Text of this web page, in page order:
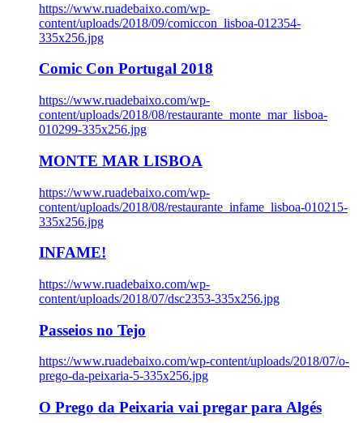
https://www.ruadebaixo.com/wp-
content/uploads/2018/09/comiccon_lisboa-012354-
335x256.jpg
Comic Con Portugal 2018
https://www.ruadebaixo.com/wp-
content/uploads/2018/08/restaurante_monte_mar_lisboa-
010299-335x256.jpg
MONTE MAR LISBOA
https://www.ruadebaixo.com/wp-
content/uploads/2018/08/restaurante_infame_lisboa-010215-
335x256.jpg
INFAME!
https://www.ruadebaixo.com/wp-
content/uploads/2018/07/dsc2353-335x256.jpg
Passeios no Tejo
https://www.ruadebaixo.com/wp-content/uploads/2018/07/o-
prego-da-peixaria-5-335x256.jpg
O Prego da Peixaria vai pregar para Algés